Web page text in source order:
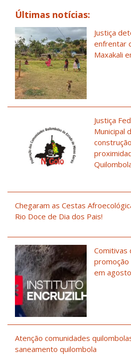
Últimas notícias:
Justiça
enfrentar
Maxakali
Justiça
Municipal
Chegaram as Cestas
Rio Doce de Dia dos Pais!
Comitivas
em
Atenção comunidades
saneamento quilombola